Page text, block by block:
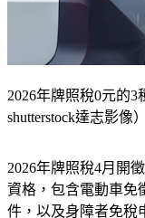
2026年牌照稅0元的
shutterstock達志影像）
2026年牌照稅4月開
資格，包含電動車免
件，以及身障者免稅